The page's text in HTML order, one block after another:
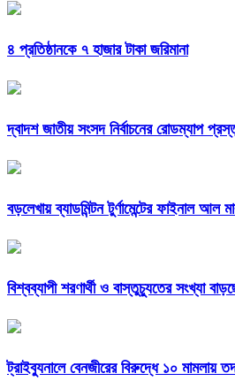
৪ প্রতিষ্ঠানকে ৭ হাজার টাকা জরিমানা
দ্বাদশ জাতীয় সংসদ নির্বাচনের রোডম্যাপ
বড়লেখায় ব্যাডমিন্টন টুর্ণামেন্টের ফাইনাল আল
বিশ্বব্যাপী শরণার্থী ও বাস্তুচ্যুতের সংখ্যা
ট্রাইব্যুনালে বেনজীরের বিরুদ্ধে ১০ মামলায়